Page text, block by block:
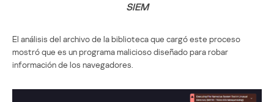
SIEM
El análisis del archivo de la biblioteca que cargó este proceso
mostró que es un programa malicioso diseñado para robar
información de los navegadores.